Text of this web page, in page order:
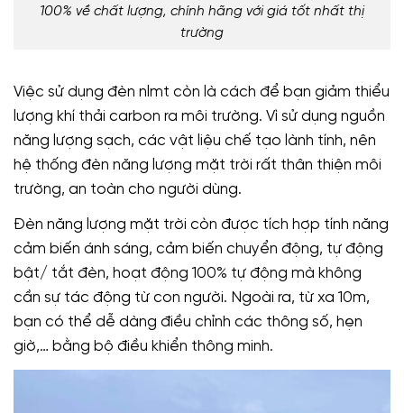
100% về chất lượng, chính hãng với giá tốt nhất thị
trường
Việc sử dụng đèn nlmt còn là cách để bạn giảm thiểu
lượng khí thải carbon ra môi trường. Vì sử dụng nguồn
năng lượng sạch, các vật liệu chế tạo lành tính, nên
hệ thống đèn năng lượng mặt trời rất thân thiện môi
trường, an toàn cho người dùng.
Đèn năng lượng mặt trời còn được tích hợp tính năng
cảm biến ánh sáng, cảm biến chuyển động, tự động
bật/ tắt đèn, hoạt động 100% tự động mà không
cần sự tác động từ con người. Ngoài ra, từ xa 10m,
bạn có thể dễ dàng điều chỉnh các thông số, hẹn
giờ,… bằng bộ điều khiển thông minh.